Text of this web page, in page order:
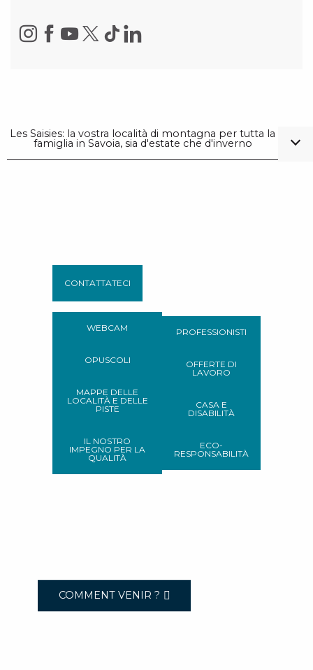
Les Saisies: la vostra località di montagna per tutta la
famiglia in Savoia, sia d'estate che d'inverno
CONTATTATECI
WEBCAM
OPUSCOLI
MAPPE DELLE
LOCALITÀ E DELLE
PISTE
IL NOSTRO
IMPEGNO PER LA
QUALITÀ
PROFESSIONISTI
OFFERTE DI
LAVORO
CASA E
DISABILITÀ
ECO-
RESPONSABILITÀ
COMMENT VENIR ?